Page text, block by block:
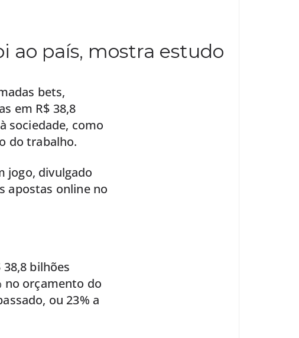
ao país, mostra estudo
bets,
em R$ 38,8
sociedade, como
do trabalho.
jogo, divulgado
apostas online no
bilhões
no orçamento do
ou 23% a